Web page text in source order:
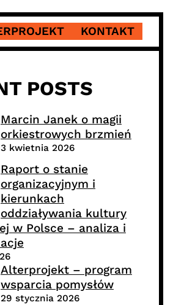
KONTAKT
POSTS
Marcin Janek o magii
orkiestrowych brzmień
3 kwietnia 2026
Raport o stanie
organizacyjnym i
kierunkach
oddziaływania kultury
w Polsce – analiza i
Alterprojekt – program
wsparcia pomysłów
29 stycznia 2026